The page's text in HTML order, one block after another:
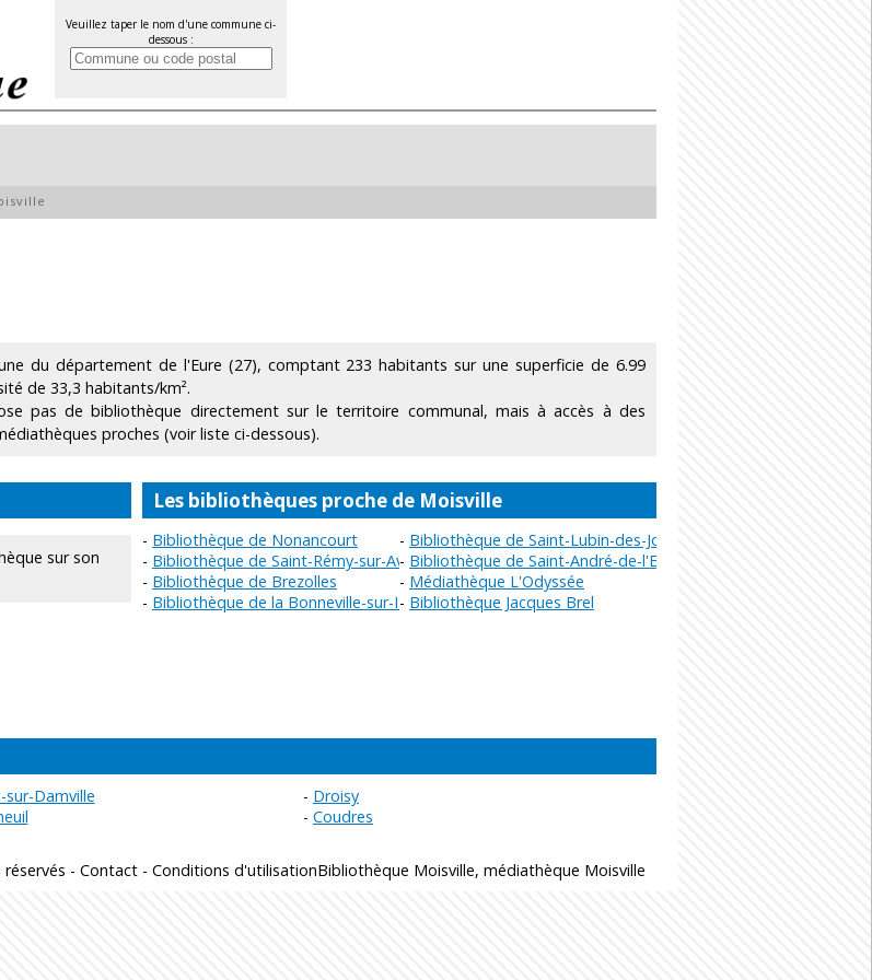
Veuillez taper le nom d'une commune ci-
dessous :
du département de l'Eure (27), comptant 233 habitants sur une superficie de 6.99
de 33,3 habitants/km².
pas de bibliothèque directement sur le territoire communal, mais à accès à des
proches (voir liste ci-dessous).
sur son
Les bibliothèques proche de Moisville
Bibliothèque de Nonancourt
Bibliothèque de Saint-Lubin-des-Joncherets
Bibliothèque de Saint-Rémy-sur-AvreBibliothèque de Saint-André-de-l'Eure
Bibliothèque de Brezolles
Médiathèque L'Odyssée
Bibliothèque de la Bonneville-sur-ItonBibliothèque Jacques Brel
sur-Damville
Droisy
Coudres
- Contact- Conditions d'utilisationBibliothèque Moisville, médiathèque Moisville